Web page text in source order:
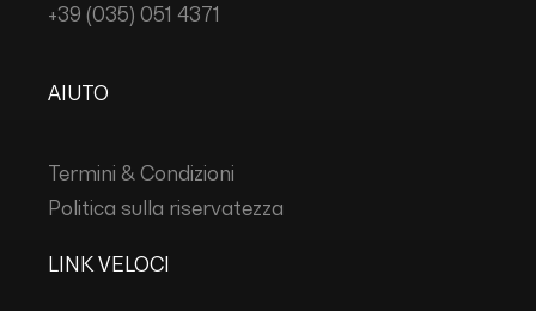
+39 (035) 051 4371
AIUTO
Termini & Condizioni
Politica sulla riservatezza
LINK VELOCI